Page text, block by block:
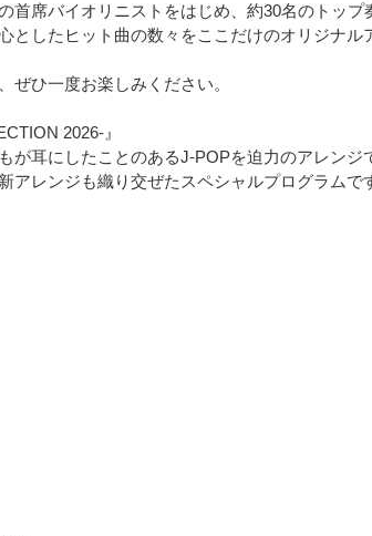
首席バイオリニストをはじめ、約30名のトップ
としたヒット曲の数々をここだけのオリジナル
ぜひ一度お楽しみください。
2026-』
が耳にしたことのあるJ-POPを迫力のアレンジ
レンジも織り交ぜたスペシャルプログラムで